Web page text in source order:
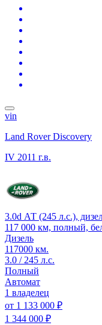
vin
Land Rover Discovery
IV 2011 г.в.
3.0d АТ (245 л.с.),
117 000 км, полный,
Дизель
117000 км.
3.0 / 245 л.с.
Полный
Автомат
1 владелец
от 1 133 000 ₽
1 344 000 ₽